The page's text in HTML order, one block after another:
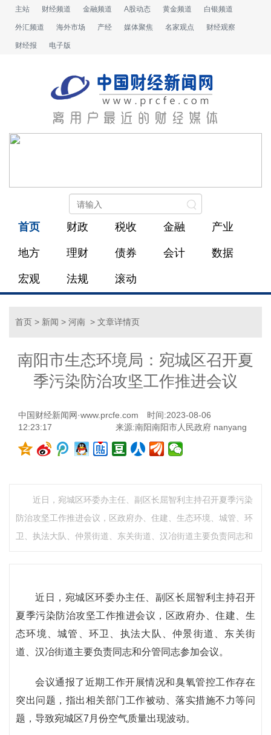
主站 财经频道 金融频道 A股动态 黄金频道 白银频道
外汇频道 海外市场 产经 媒体聚焦 名家观点 财经观察
财经报 电子版
首页 财政 税收 金融 产业
地方 理财 债券 会计 数据
宏观 法规 滚动
首页 > 新闻 > 河南 > 文章详情页
南阳市生态环境局：宛城区召开夏
季污染防治攻坚工作推进会议
中国财经新闻网·www.prcfe.com
时间:2023-08-06
12:23:17
来源:南阳南阳市人民政府 nanyang
近日，宛城区环委办主任、副区长屈智利主持召开夏季污染
防治攻坚工作推进会议，区政府办、住建、生态环境、城管、环
卫、执法大队、仲景街道、东关街道、汉冶街道主要负责同志和
近日，宛城区环委办主任、副区长屈智利主持召开
夏季污染防治攻坚工作推进会议，区政府办、住建、生
态环境、城管、环卫、执法大队、仲景街道、东关街
道、汉冶街道主要负责同志和分管同志参加会议。
会议通报了近期工作开展情况和臭氧管控工作存在
突出问题，指出相关部门工作被动、落实措施不力等问
题，导致宛城区7月份空气质量出现波动。